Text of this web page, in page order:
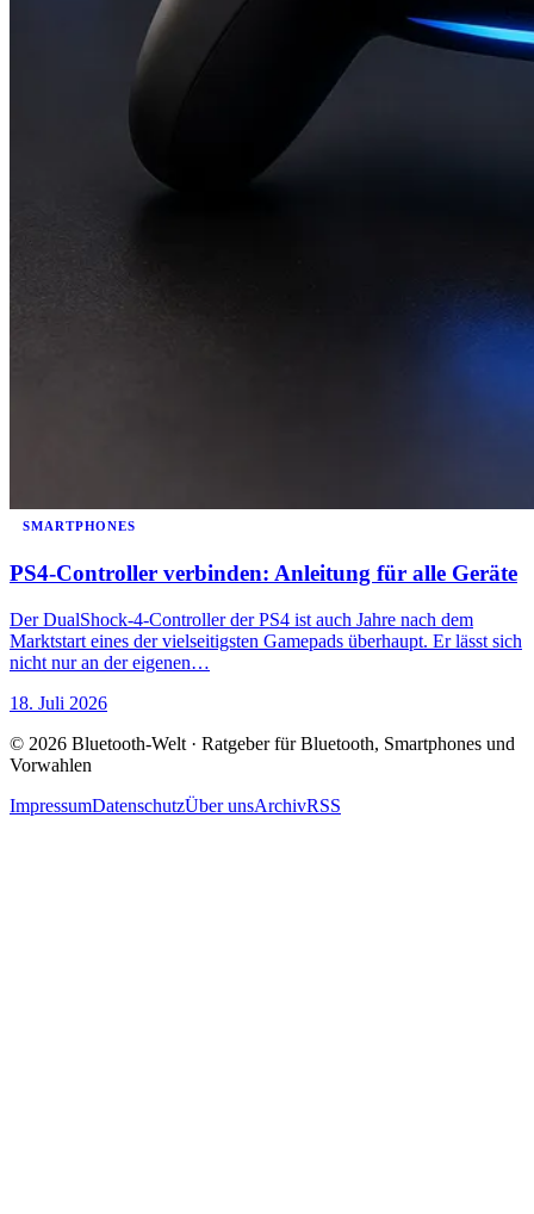
SMARTPHONES
PS4-Controller verbinden: Anleitung für alle Geräte
Der DualShock-4-Controller der PS4 ist auch Jahre nach dem
Marktstart eines der vielseitigsten Gamepads überhaupt. Er lässt sich
nicht nur an der eigenen…
18. Juli 2026
© 2026 Bluetooth-Welt · Ratgeber für Bluetooth, Smartphones und
Vorwahlen
ImpressumDatenschutzÜber unsArchivRSS